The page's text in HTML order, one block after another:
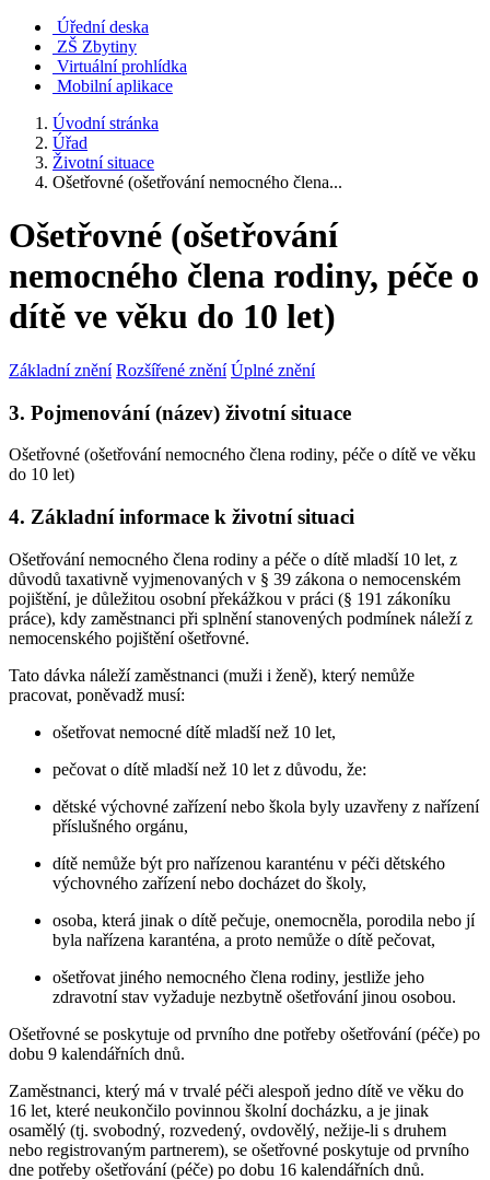
Úřední deska
ZŠ Zbytiny
Virtuální prohlídka
Mobilní aplikace
Úvodní stránka
Úřad
Životní situace
Ošetřovné (ošetřování nemocného člena...
Ošetřovné (ošetřování
nemocného člena rodiny, péče o
dítě ve věku do 10 let)
Základní znění Rozšířené znění Úplné znění
3. Pojmenování (název) životní situace
Ošetřovné (ošetřování nemocného člena rodiny, péče o dítě ve věku
do 10 let)
4. Základní informace k životní situaci
Ošetřování nemocného člena rodiny a péče o dítě mladší 10 let, z
důvodů taxativně vyjmenovaných v § 39 zákona o nemocenském
pojištění, je důležitou osobní překážkou v práci (§ 191 zákoníku
práce), kdy zaměstnanci při splnění stanovených podmínek náleží z
nemocenského pojištění ošetřovné.
Tato dávka náleží zaměstnanci (muži i ženě), který nemůže
pracovat, poněvadž musí:
ošetřovat nemocné dítě mladší než 10 let,
pečovat o dítě mladší než 10 let z důvodu, že:
dětské výchovné zařízení nebo škola byly uzavřeny z nařízení
příslušného orgánu,
dítě nemůže být pro nařízenou karanténu v péči dětského
výchovného zařízení nebo docházet do školy,
osoba, která jinak o dítě pečuje, onemocněla, porodila nebo jí
byla nařízena karanténa, a proto nemůže o dítě pečovat,
ošetřovat jiného nemocného člena rodiny, jestliže jeho
zdravotní stav vyžaduje nezbytně ošetřování jinou osobou.
Ošetřovné se poskytuje od prvního dne potřeby ošetřování (péče) po
dobu 9 kalendářních dnů.
Zaměstnanci, který má v trvalé péči alespoň jedno dítě ve věku do
16 let, které neukončilo povinnou školní docházku, a je jinak
osamělý (tj. svobodný, rozvedený, ovdovělý, nežije-li s druhem
nebo registrovaným partnerem), se ošetřovné poskytuje od prvního
dne potřeby ošetřování (péče) po dobu 16 kalendářních dnů.